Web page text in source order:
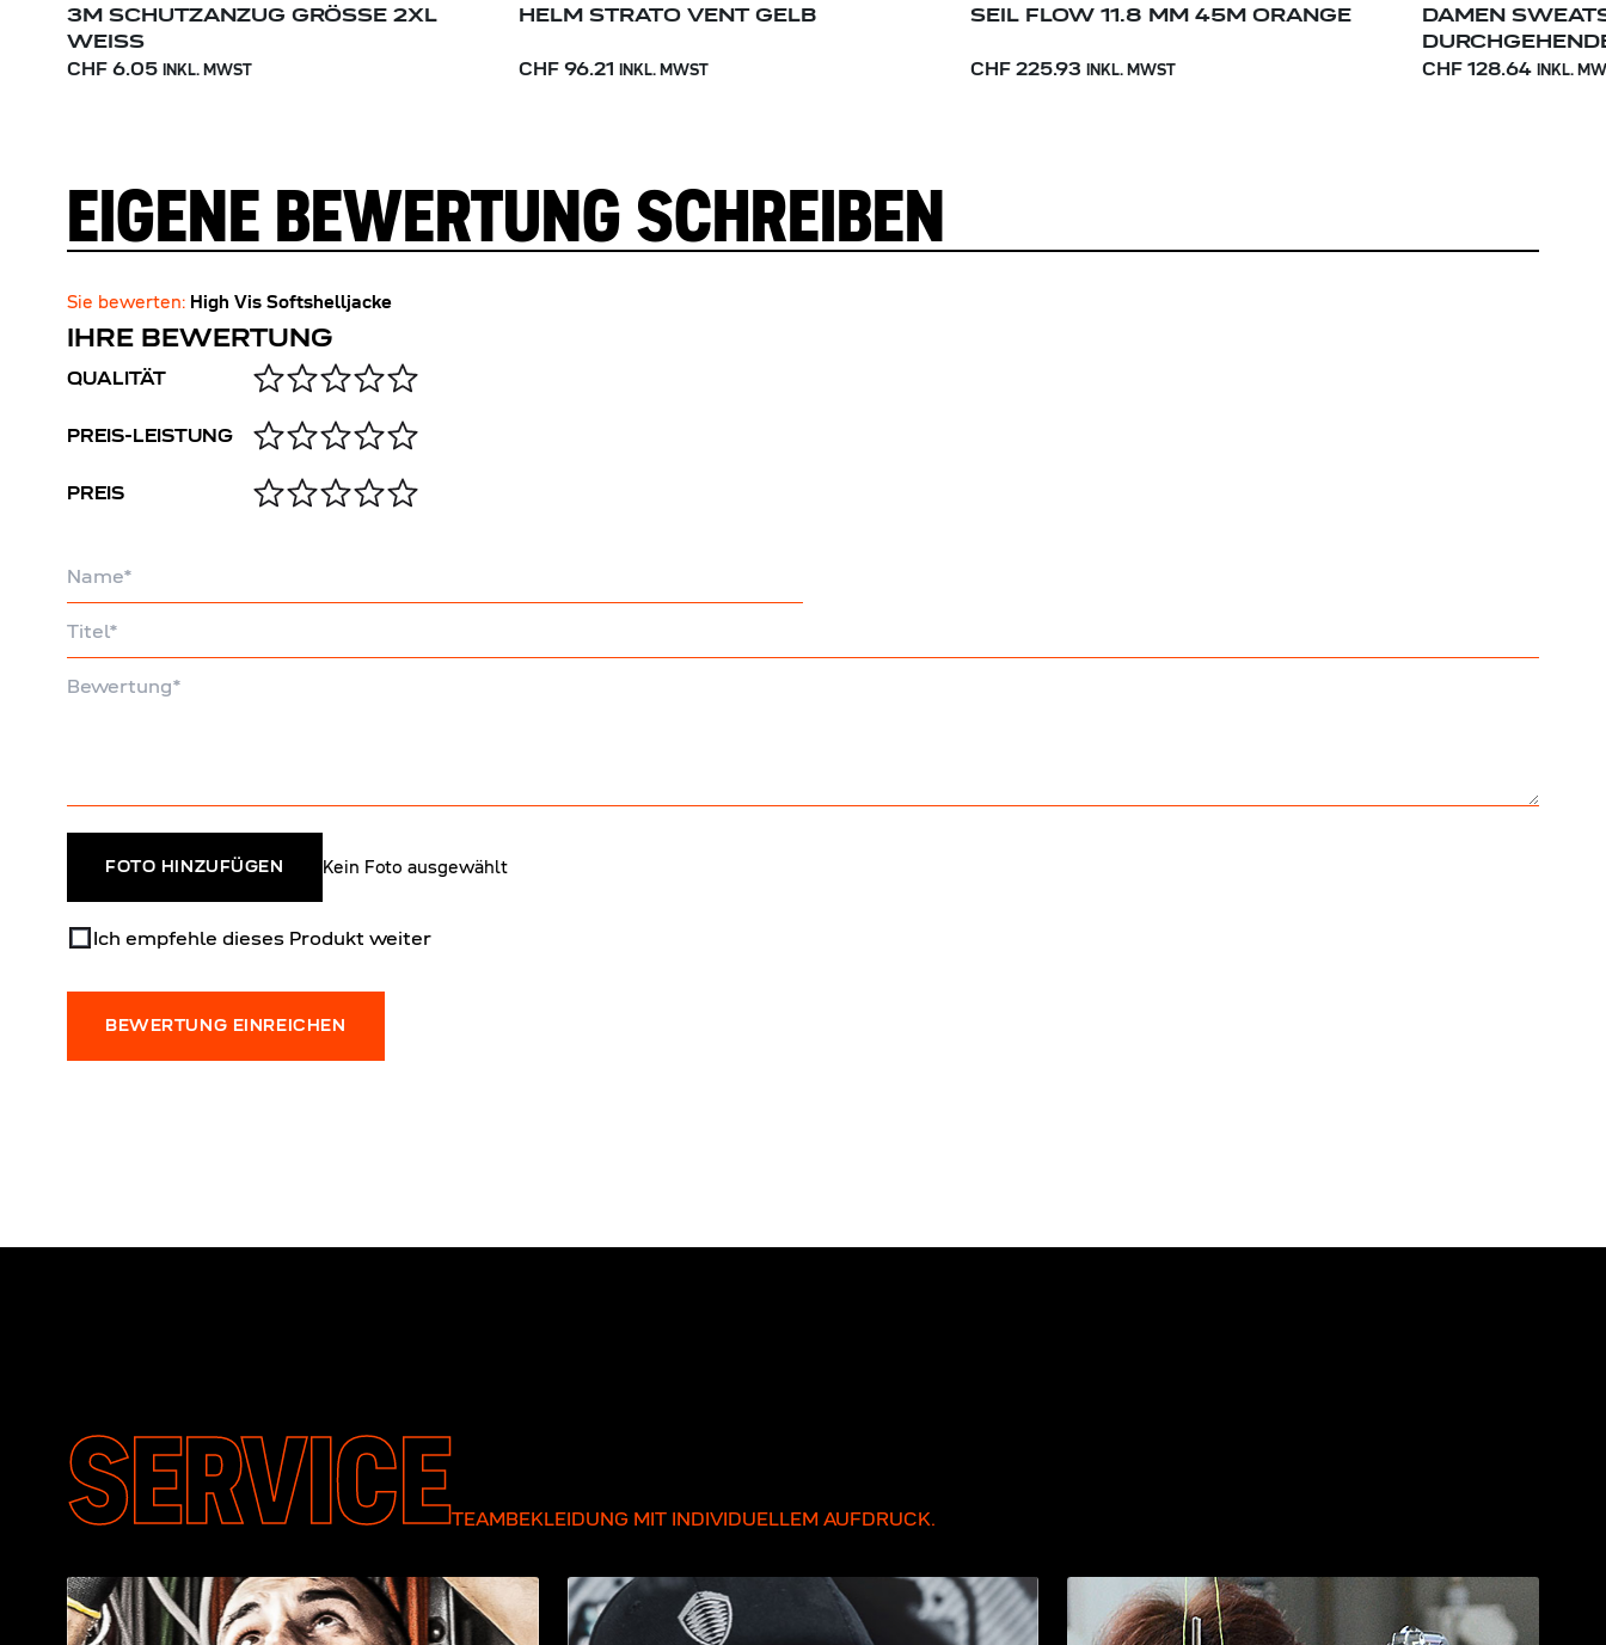
3M SCHUTZANZUG GRÖSSE 2XL
WEISS
CHF 6.05 INKL. MWST
HELM STRATO VENT GELB
CHF 96.21 INKL. MWST
SEIL FLOW 11.8 MM 45M ORANGE
CHF 225.93 INKL. MWST
DAMEN
CHF 128.64 INKL.
EIGENE BEWERTUNG SCHREIBEN
Sie bewerten: High Vis Softshelljacke
IHRE BEWERTUNG
QUALITÄT
PREIS-LEISTUNG
PREIS
FOTO HINZUFÜGEN Kein Foto ausgewählt
Ich empfehle dieses Produkt weiter
BEWERTUNG EINREICHEN
SERVICETEAMBEKLEIDUNG MIT INDIVIDUELLEM AUFDRUCK.